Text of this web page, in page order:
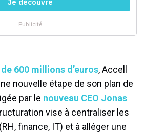
600 millions d’euros, Accell
nouvelle étape de son plan de
par le nouveau CEO Jonas
vise à centraliser les
finance, IT) et à alléger une